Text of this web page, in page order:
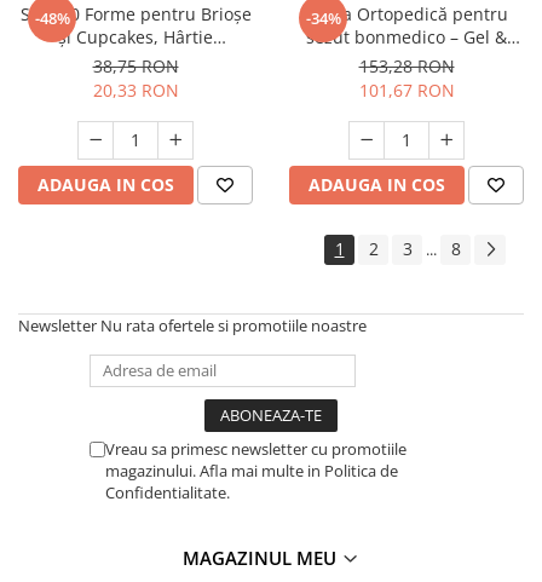
-48%
Set 300 Forme pentru Brioșe
și Cupcakes, Hârtie
Alimentară, maro, Rezistente
la Căldură
38,75 RON
20,33 RON
ADAUGA IN COS
-34%
Perna Ortopedică pentru
sezut bonmedico – Gel &
Spumă cu Memorie,
Antiescare, Universală, husa
detasabile, respirabila si
antialunecare, protectie zona
Lombara, Sciatica, Dureri de
sold, Hemoroizi, Ne
153,28 RON
101,67 RON
ADAUGA IN COS
1 2 3 ... 8
Newsletter Nu rata ofertele si promotiile noastre
Vreau sa primesc newsletter cu promotiile
magazinului. Afla mai multe in Politica de
Confidentialitate.
MAGAZINUL MEU